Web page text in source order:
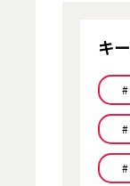
キ